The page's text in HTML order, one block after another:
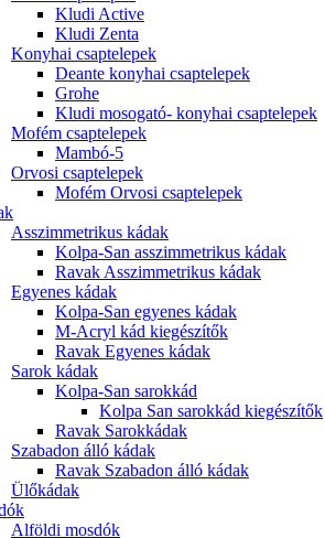
Kludi Active
Kludi Zenta
Konyhai csaptelepek
Deante konyhai csaptelepek
Grohe
Kludi mosogató- konyhai csaptelepek
Mofém csaptelepek
Mambó-5
Orvosi csaptelepek
Mofém Orvosi csaptelepek
Asszimmetrikus kádak
Kolpa-San asszimmetrikus kádak
Ravak Asszimmetrikus kádak
Egyenes kádak
Kolpa-San egyenes kádak
M-Acryl kád kiegészítők
Ravak Egyenes kádak
Sarok kádak
Kolpa-San sarokkád
Kolpa San sarokkád kiegészítők
Ravak Sarokkádak
Szabadon álló kádak
Ravak Szabadon álló kádak
Ülőkádak
Alföldi mosdók